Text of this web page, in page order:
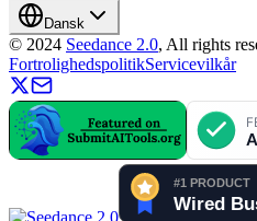
Dansk
© 2024 Seedance 2.0, All rights
FortrolighedspolitikServicevilkår